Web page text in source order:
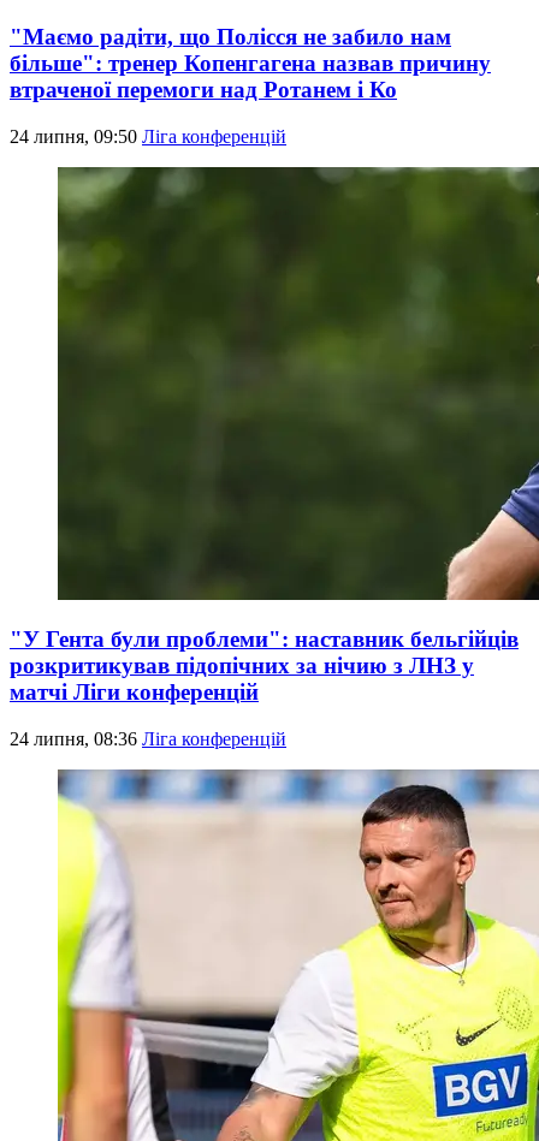
"Маємо радіти, що Полісся не забило нам
більше": тренер Копенгагена назвав причину
втраченої перемоги над Ротанем і Ко
24 липня, 09:50 Ліга конференцій
"У Гента були проблеми": наставник бельгійців
розкритикував підопічних за нічию з ЛНЗ у
матчі Ліги конференцій
24 липня, 08:36 Ліга конференцій